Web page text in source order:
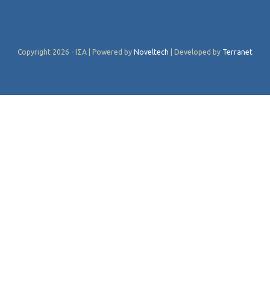
Copyright 2026 - ΙΣΑ | Powered by Noveltech | Developed by Terranet